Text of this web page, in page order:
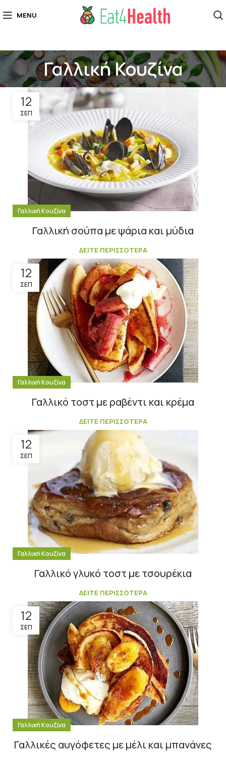
MENU
Γαλλική Κουζίνα
12
ΣΕΠ
Γαλλική Κουζίνα
Γαλλική σούπα με ψάρια και μύδια
ΔΕΙΤΕ ΠΕΡΙΣΣΟΤΕΡΑ
12
ΣΕΠ
Γαλλική Κουζίνα
Γαλλικό τοστ με ραβέντι και κρέμα
ΔΕΙΤΕ ΠΕΡΙΣΣΟΤΕΡΑ
12
ΣΕΠ
Γαλλική Κουζίνα
Γαλλικό γλυκό τοστ με τσουρέκια
ΔΕΙΤΕ ΠΕΡΙΣΣΟΤΕΡΑ
12
ΣΕΠ
Γαλλική Κουζίνα
Γαλλικές αυγόφετες με μέλι και μπανάνες